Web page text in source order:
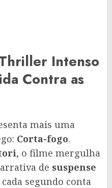
Intenso
Contra as
mais uma
Corta-fogo.
, o filme mergulha
de suspense
segundo conta